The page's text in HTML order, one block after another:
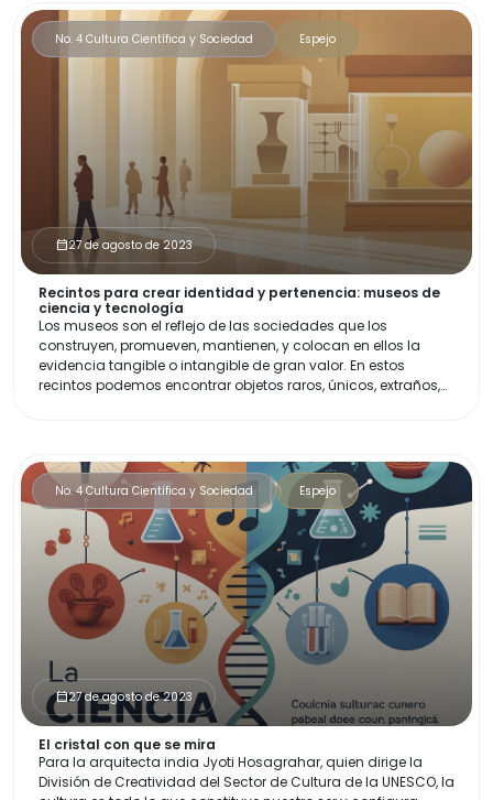
No. 4 Cultura Científica y Sociedad Espejo
calendar_month27 de agosto de 2023
Recintos para crear identidad y pertenencia: museos de
ciencia y tecnología
Los museos son el reflejo de las sociedades que los
construyen, promueven, mantienen, y colocan en ellos la
evidencia tangible o intangible de gran valor. En estos
recintos podemos encontrar objetos raros, únicos, extraños,
comunidad.
No. 4 Cultura Científica y Sociedad Espejo
calendar_month27 de agosto de 2023
El cristal con que se mira
Para la arquitecta india Jyoti Hosagrahar, quien dirige la
División de Creatividad del Sector de Cultura de la UNESCO, la